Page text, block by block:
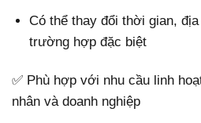
Có thể thay đổi thời gian,
trường hợp đặc biệt
✅ Phù hợp với nhu cầu linh
nhân và doanh nghiệp